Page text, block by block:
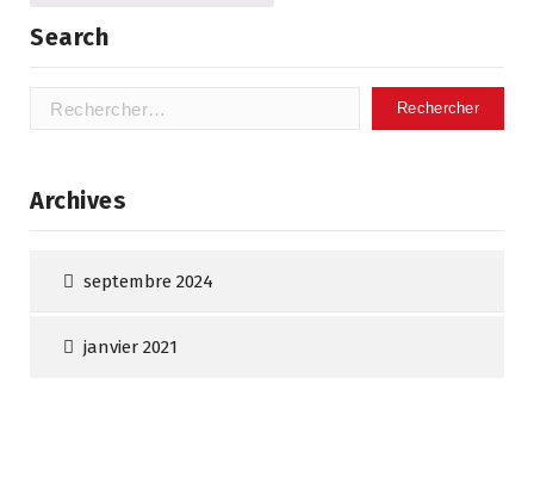
Search
Rechercher :
Archives
septembre 2024
janvier 2021